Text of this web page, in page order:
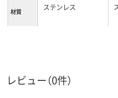
材質 ステンレス
レビュー（0件）